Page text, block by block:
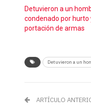
Detuvieron a un
condenado por hurto
portación de armas
Detuvieron a un
ARTÍCULO